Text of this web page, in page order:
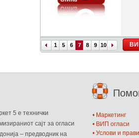
1 5 6 7 8 9 10
5 е технички
сајт за огласи
– предводник на
• Маркетинг
• ВИП огласи
• Услови и